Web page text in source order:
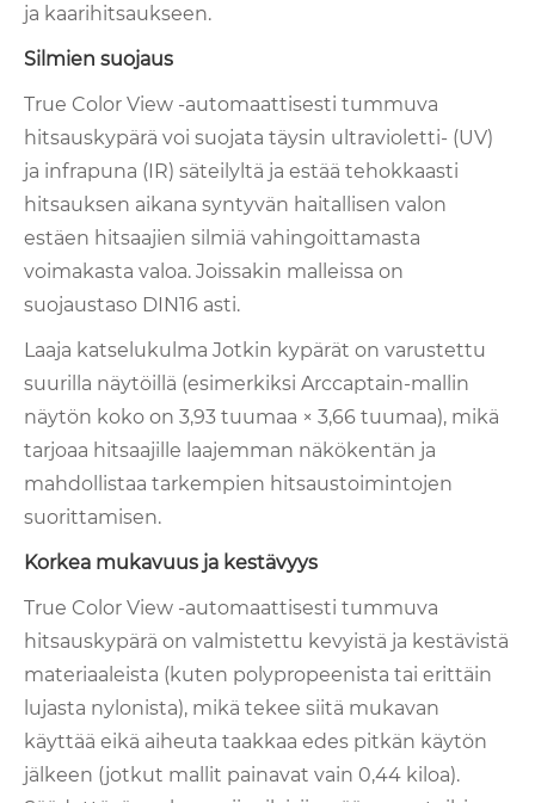
ja kaarihitsaukseen.
Silmien suojaus
True Color View -automaattisesti tummuva
hitsauskypärä voi suojata täysin ultravioletti- (UV)
ja infrapuna (IR) säteilyltä ja estää tehokkaasti
hitsauksen aikana syntyvän haitallisen valon
estäen hitsaajien silmiä vahingoittamasta
voimakasta valoa. Joissakin malleissa on
suojaustaso DIN16 asti.
Laaja katselukulma Jotkin kypärät on varustettu
suurilla näytöillä (esimerkiksi Arccaptain-mallin
näytön koko on 3,93 tuumaa × 3,66 tuumaa), mikä
tarjoaa hitsaajille laajemman näkökentän ja
mahdollistaa tarkempien hitsaustoimintojen
suorittamisen.
Korkea mukavuus ja kestävyys
True Color View -automaattisesti tummuva
hitsauskypärä on valmistettu kevyistä ja kestävistä
materiaaleista (kuten polypropeenista tai erittäin
lujasta nylonista), mikä tekee siitä mukavan
käyttää eikä aiheuta taakkaa edes pitkän käytön
jälkeen (jotkut mallit painavat vain 0,44 kiloa).